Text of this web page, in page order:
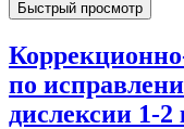
Быстрый просмотр
по
дислексии 1-2